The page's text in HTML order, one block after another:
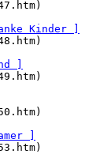
Kinder ]
]
]